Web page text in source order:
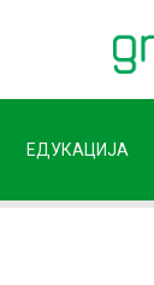
ЕДУКАЦИЈА